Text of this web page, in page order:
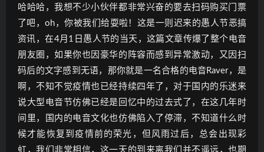
哈哈哈，我想不少小伙伴都非常兴奋的要去扫码购买门票
了吧，oh，你被我们给耍啦！这是一则迟来的愚人节恶搞
资讯，在4月1日愚人节的当天，这篇文章传爆了整个电音
朋友圈，如果你也因豪华的阵容而感到异常激动，又因扫
码后的文字感到无语，那你就是一名合格的电音Raver，是
啊，不知不觉疫情也已经持续四年了，对于国内的乐迷来
说大型电音节仿佛已经是回忆中的过去式了，在这几年时
间里，国内的电音文化也仿佛陷入了停滞，不知道什么时
候才能恢复到疫情前的荣光，但风雨过后，总会出现彩
虹，我们非常相信，这一天的到来离我们并不遥远，也期